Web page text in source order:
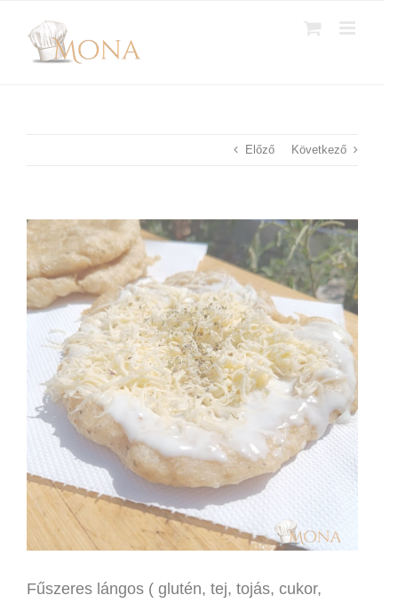
Előző Következő
View
Larger
Image
Fűszeres lángos ( glutén, tej, tojás, cukor,